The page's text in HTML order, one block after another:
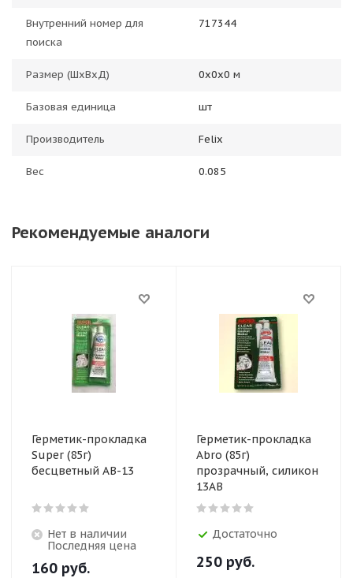
Внутренний номер для
поиска
717344
Размер (ШхВхД) 0х0х0 м
Базовая единица шт
Производитель Felix
Вес 0.085
Рекомендуемые аналоги
Герметик-прокладка
Super (85г)
бесцветный AB-13
Нет в наличии
Последняя цена
160 руб.
Герметик-прокладка
Abro (85г)
прозрачный, силикон
13AB
Достаточно
250 руб.